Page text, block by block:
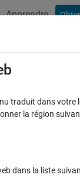
Apprendre
𝑦 = 𝑥^3/3
traduit dans votre
la région
dans la liste